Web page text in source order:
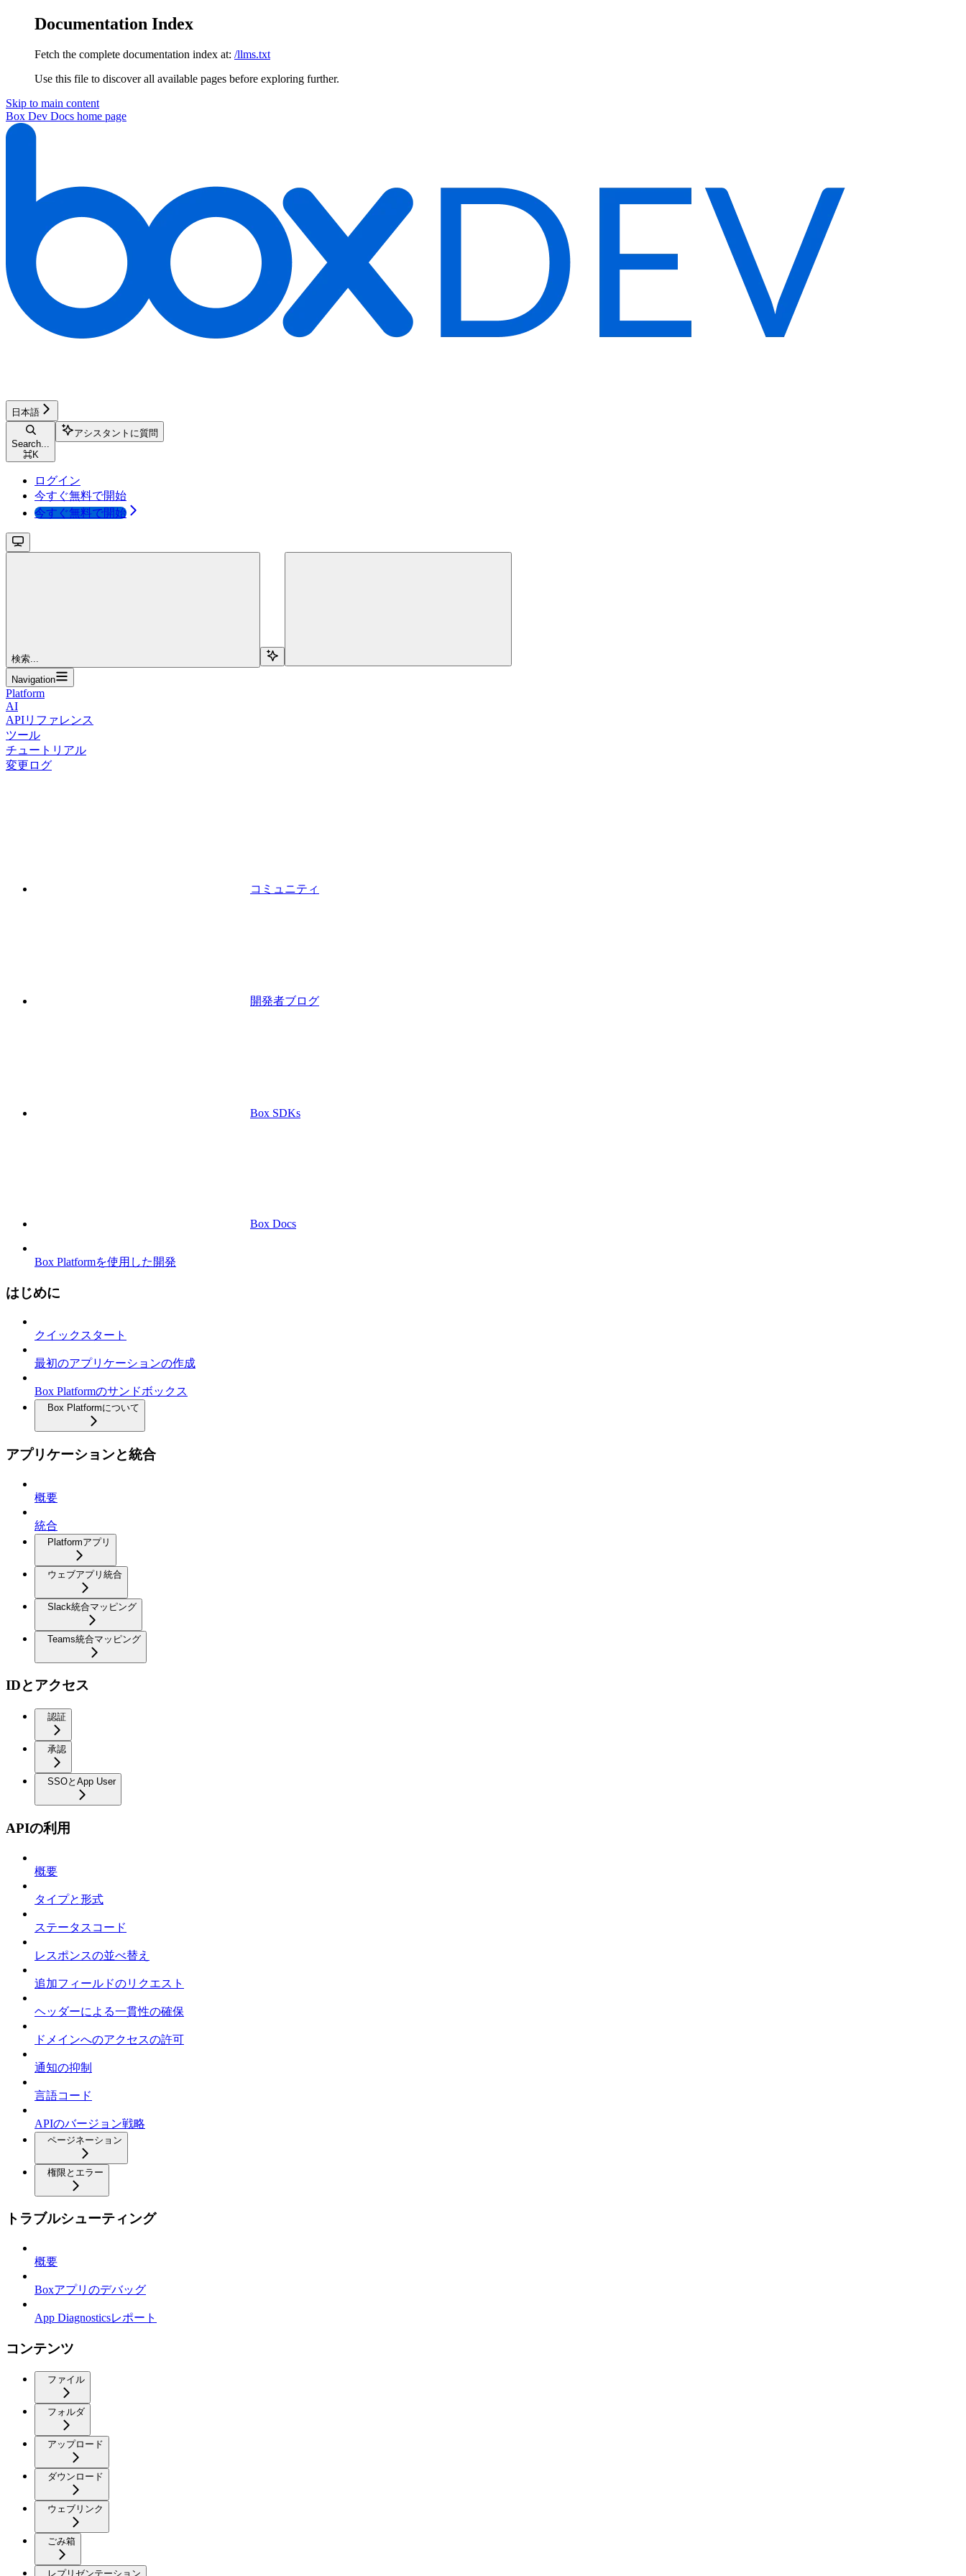
Documentation Index
Fetch the complete documentation index at: /llms.txt
Use this file to discover all available pages before exploring further.
Skip to main content
Box Dev Docs home page
日本語
Search...
⌘K
アシスタントに質問
ログイン
今すぐ無料で開始
今すぐ無料で開始
検索...
Navigation
Platform
AI
APIリファレンス
ツール
チュートリアル
変更ログ
コミュニティ
開発者ブログ
Box SDKs
Box Docs
Box Platformを使用した開発
はじめに
クイックスタート
最初のアプリケーションの作成
Box Platformのサンドボックス
Box Platformについて
アプリケーションと統合
概要
統合
Platformアプリ
ウェブアプリ統合
Slack統合マッピング
Teams統合マッピング
IDとアクセス
認証
承認
SSOとApp User
APIの利用
概要
タイプと形式
ステータスコード
レスポンスの並べ替え
追加フィールドのリクエスト
ヘッダーによる一貫性の確保
ドメインへのアクセスの許可
通知の抑制
言語コード
APIのバージョン戦略
ページネーション
権限とエラー
トラブルシューティング
概要
Boxアプリのデバッグ
App Diagnosticsレポート
コンテンツ
ファイル
フォルダ
アップロード
ダウンロード
ウェブリンク
ごみ箱
レプリゼンテーション